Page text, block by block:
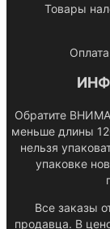
Товары
Обратите
меньше длины
нельзя
упаковке
Все заказы
продавца. В